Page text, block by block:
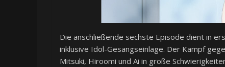
Die anschließende sechste Episode dient in
inklusive Idol-Gesangseinlage. Der Kampf
Mitsuki, Hiroomi und Ai in große